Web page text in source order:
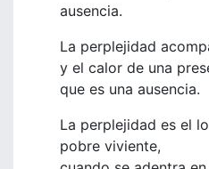
ausencia.
La perplejidad
y el calor de una
que es una ausencia.
La perplejidad es el
pobre viviente,